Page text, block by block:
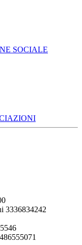
SOCIALE
3336834242